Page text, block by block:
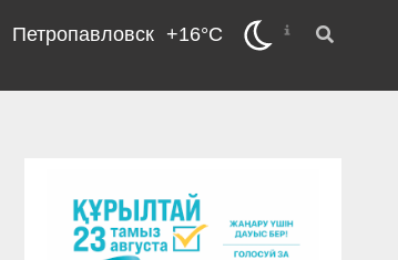
Петропавловск +16°C